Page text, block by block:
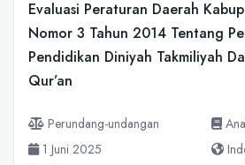
Evaluasi Peraturan Daerah
Nomor 3 Tahun 2014 Tentang
Pendidikan Diniyah Takmiliyah
Qur’an
Perundang-undangan
1 Juni 2025